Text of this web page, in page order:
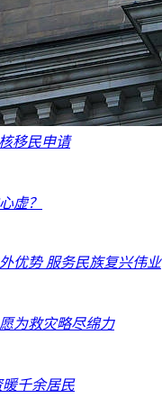
移民申请
虚？
优势 服务民族复兴伟业
为救灾略尽绵力
千余居民